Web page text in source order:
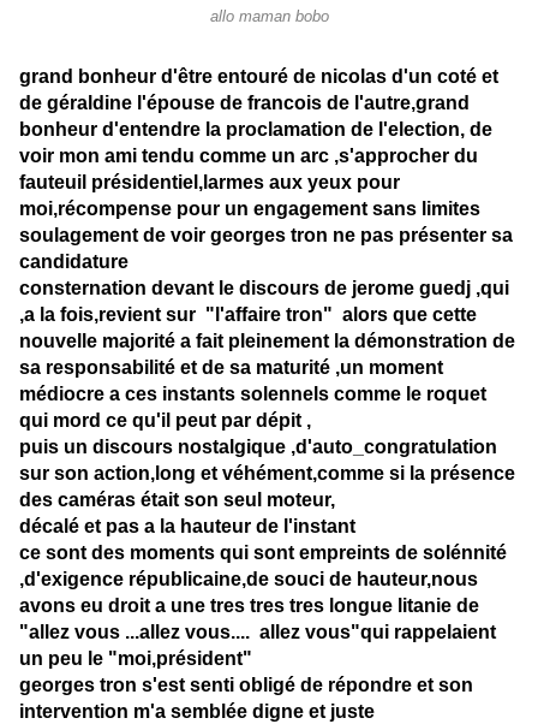
allo maman bobo
grand bonheur d'être entouré de nicolas d'un coté et
de géraldine l'épouse de francois de l'autre,grand
bonheur d'entendre la proclamation de l'election, de
voir mon ami tendu comme un arc ,s'approcher du
fauteuil présidentiel,larmes aux yeux pour
moi,récompense pour un engagement sans limites
soulagement de voir georges tron ne pas présenter sa
candidature
consternation devant le discours de jerome guedj ,qui
,a la fois,revient sur "l'affaire tron" alors que cette
nouvelle majorité a fait pleinement la démonstration de
sa responsabilité et de sa maturité ,un moment
médiocre a ces instants solennels comme le roquet
qui mord ce qu'il peut par dépit ,
puis un discours nostalgique ,d'auto_congratulation
sur son action,long et véhément,comme si la présence
des caméras était son seul moteur,
décalé et pas a la hauteur de l'instant
ce sont des moments qui sont empreints de solénnité
,d'exigence républicaine,de souci de hauteur,nous
avons eu droit a une tres tres tres longue litanie de
"allez vous ...allez vous.... allez vous"qui rappelaient
un peu le "moi,président"
georges tron s'est senti obligé de répondre et son
intervention m'a semblée digne et juste